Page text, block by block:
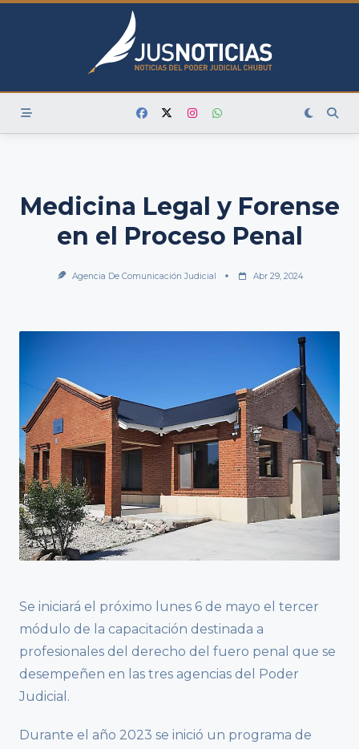
Skip
Medicina Legal y Forense
en el Proceso Penal
Agencia De Comunicación Judicial Abr 29, 2024
Se iniciará el próximo lunes 6 de mayo el tercer
módulo de la capacitación destinada a
profesionales del derecho del fuero penal que se
desempeñen en las tres agencias del Poder
Judicial.
Durante el año 2023 se inició un programa de